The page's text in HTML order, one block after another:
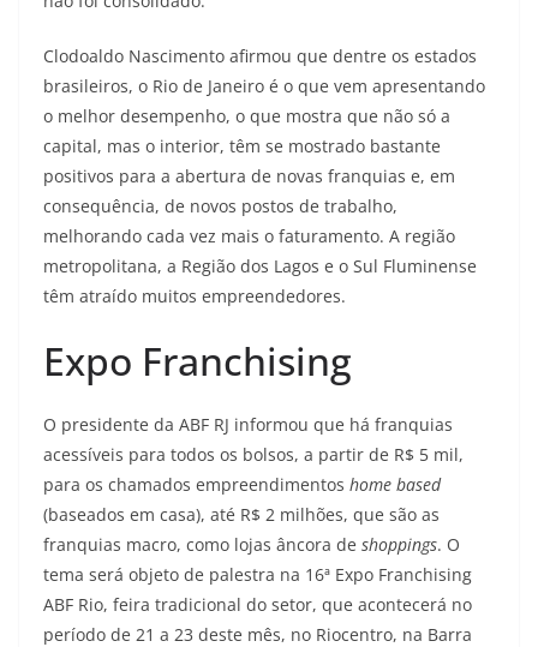
Clodoaldo Nascimento afirmou que dentre os estados
brasileiros, o Rio de Janeiro é o que vem apresentando
o melhor desempenho, o que mostra que não só a
capital, mas o interior, têm se mostrado bastante
positivos para a abertura de novas franquias e, em
consequência, de novos postos de trabalho,
melhorando cada vez mais o faturamento. A região
metropolitana, a Região dos Lagos e o Sul Fluminense
têm atraído muitos empreendedores.
Expo Franchising
O presidente da ABF RJ informou que há franquias
acessíveis para todos os bolsos, a partir de R$ 5 mil,
para os chamados empreendimentos home based
(baseados em casa), até R$ 2 milhões, que são as
franquias macro, como lojas âncora de shoppings. O
tema será objeto de palestra na 16ª Expo Franchising
ABF Rio, feira tradicional do setor, que acontecerá no
período de 21 a 23 deste mês, no Riocentro, na Barra